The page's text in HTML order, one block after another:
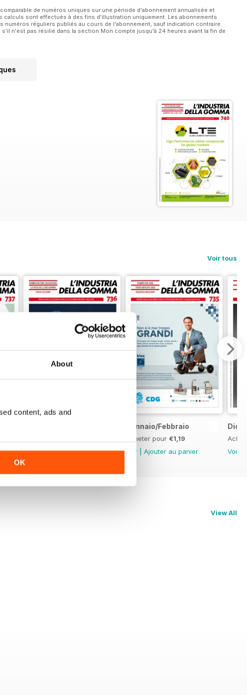
About
content, ads and
OK
de numéros uniques sur une période d'abonnement annualisée et
calculs sont effectués à des fins d'illustration uniquement. Les abonnements
numéros réguliers publiés au cours de l'abonnement, sauf indication contraire.
n'est pas résilié dans la section Mon compte jusqu'à 24 heures avant la fin de
Voir tous
Voir|Ajouter au panier
Gennaio/Febbraio
Acheter pour €1,19
Voir
Ajouter au panier
Voir
View All